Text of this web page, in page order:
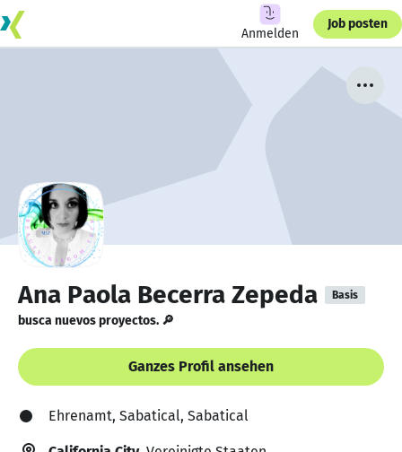
Anmelden
Job posten
Ana Paola Becerra Zepeda Basis
busca nuevos proyectos. 🔎
Ganzes Profil ansehen
Ehrenamt, Sabatical, Sabatical